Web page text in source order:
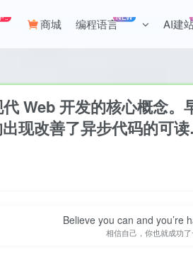
.. 商城 编程语言NEW AI建
Web 开发的核心概念。
现改善了异步代码的可
Believe you can and you’re
相信自己，你也就成功